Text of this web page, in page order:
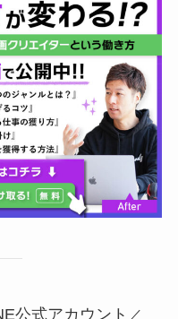
公式アカウント ／